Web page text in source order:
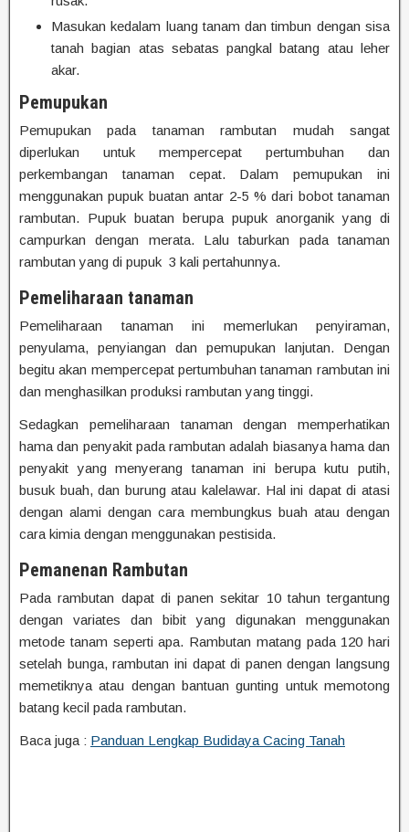
Masukan kedalam luang tanam dan timbun dengan sisa
tanah bagian atas sebatas pangkal batang atau leher
akar.
Pemupukan
Pemupukan pada tanaman rambutan mudah sangat
diperlukan untuk mempercepat pertumbuhan dan
perkembangan tanaman cepat. Dalam pemupukan ini
menggunakan pupuk buatan antar 2-5 % dari bobot tanaman
rambutan. Pupuk buatan berupa pupuk anorganik yang di
campurkan dengan merata. Lalu taburkan pada tanaman
rambutan yang di pupuk 3 kali pertahunnya.
Pemeliharaan tanaman
Pemeliharaan tanaman ini memerlukan penyiraman,
penyulama, penyiangan dan pemupukan lanjutan. Dengan
begitu akan mempercepat pertumbuhan tanaman rambutan ini
dan menghasilkan produksi rambutan yang tinggi.
Sedagkan pemeliharaan tanaman dengan memperhatikan
hama dan penyakit pada rambutan adalah biasanya hama dan
penyakit yang menyerang tanaman ini berupa kutu putih,
busuk buah, dan burung atau kalelawar. Hal ini dapat di atasi
dengan alami dengan cara membungkus buah atau dengan
cara kimia dengan menggunakan pestisida.
Pemanenan Rambutan
Pada rambutan dapat di panen sekitar 10 tahun tergantung
dengan variates dan bibit yang digunakan menggunakan
metode tanam seperti apa. Rambutan matang pada 120 hari
setelah bunga, rambutan ini dapat di panen dengan langsung
memetiknya atau dengan bantuan gunting untuk memotong
batang kecil pada rambutan.
Baca juga : Panduan Lengkap Budidaya Cacing Tanah